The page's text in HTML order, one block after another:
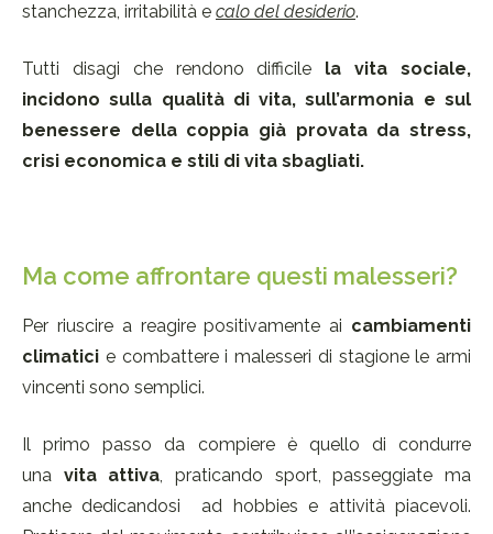
stanchezza, irritabilità e calo del desiderio.
Tutti disagi che rendono difficile la vita sociale,
incidono sulla qualità di vita, sull’armonia e sul
benessere della coppia già provata da stress,
crisi economica e stili di vita sbagliati.
Ma come affrontare questi malesseri?
Per riuscire a reagire positivamente ai cambiamenti
climatici e combattere i malesseri di stagione le armi
vincenti sono semplici.
Il primo passo da compiere è quello di condurre
una vita attiva, praticando sport, passeggiate ma
anche dedicandosi ad hobbies e attività piacevoli.